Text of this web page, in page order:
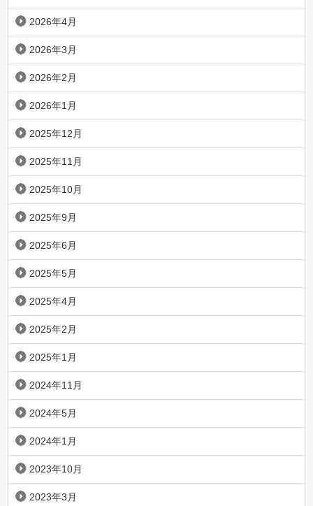
2026年4月
2026年3月
2026年2月
2026年1月
2025年12月
2025年11月
2025年10月
2025年9月
2025年6月
2025年5月
2025年4月
2025年2月
2025年1月
2024年11月
2024年5月
2024年1月
2023年10月
2023年3月